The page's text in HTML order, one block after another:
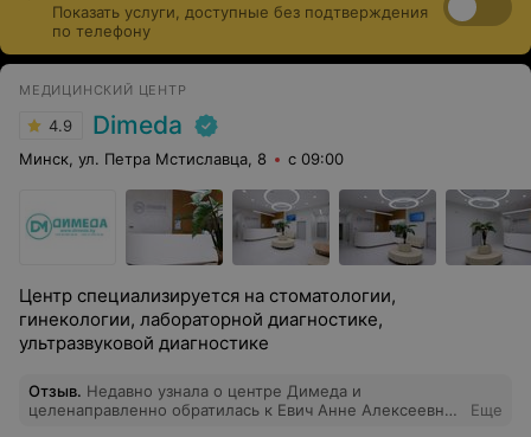
Показать услуги, доступные без подтверждения
по телефону
МЕДИЦИНСКИЙ ЦЕНТР
4.9 Dimeda
Минск, ул. Петра Мстиславца, 8 с 09:00
Центр специализируется на стоматологии,
гинекологии, лабораторной диагностике,
ультразвуковой диагностике
Отзыв. Недавно узнала о центре Димеда и
целенаправленно обратилась к Евич Анне Алексеевне.
Еще